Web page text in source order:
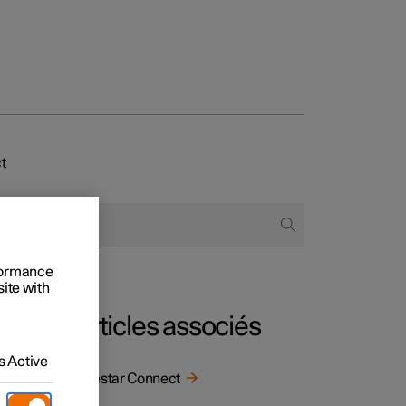
acheter
Articles associés
Polestar Connect
with
Active